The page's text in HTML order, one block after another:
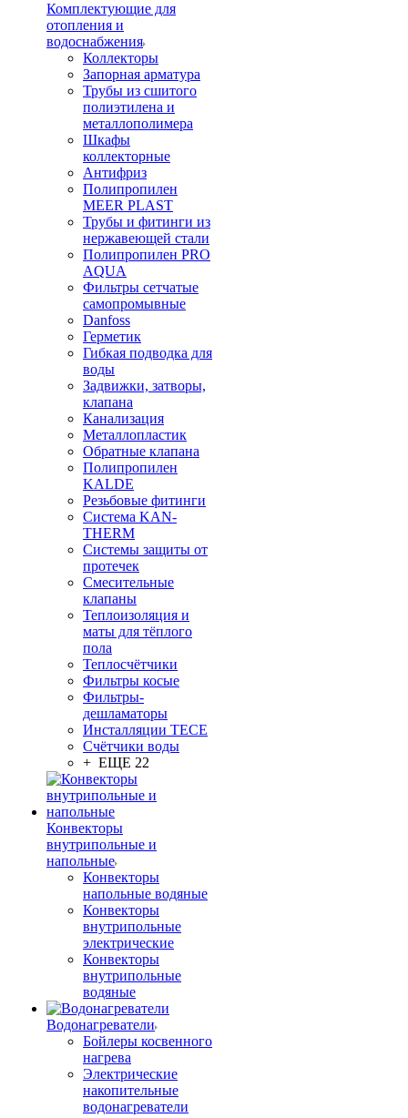
Комплектующие для
отопления и
водоснабжения
Коллекторы
Запорная арматура
Трубы из сшитого
полиэтилена и
металлополимера
Шкафы
коллекторные
Антифриз
Полипропилен
MEER PLAST
Трубы и фитинги из
нержавеющей стали
Полипропилен PRO
AQUA
Фильтры сетчатые
самопромывные
Danfoss
Герметик
Гибкая подводка для
воды
Задвижки, затворы,
клапана
Канализация
Металлопластик
Обратные клапана
Полипропилен
KALDE
Резьбовые фитинги
Система KAN-
THERM
Системы защиты от
протечек
Смесительные
клапаны
Теплоизоляция и
маты для тёплого
пола
Теплосчётчики
Фильтры косые
Фильтры-
дешламаторы
Инсталляции TECE
Счётчики воды
+ ЕЩЕ 22
Конвекторы
внутрипольные и
напольные
Конвекторы
напольные водяные
Конвекторы
внутрипольные
электрические
Конвекторы
внутрипольные
водяные
Водонагреватели
Бойлеры косвенного
нагрева
Электрические
накопительные
водонагреватели